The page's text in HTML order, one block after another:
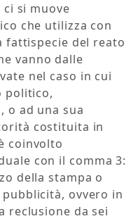
si muove
che utilizza con
fattispecie del reato
vanno dalle
nel caso in cui
politico,
o ad una sua
costituita in
coinvolto
con il comma 3:
della stampa o
ovvero in
reclusione da sei